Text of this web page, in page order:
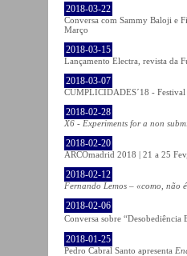
2018-03-22
Conversa com Sammy Baloji e
Março
2018-03-15
Lançamento Electra, revista da
2018-03-07
CUMPLICIDADES´18 -
2018-02-28
X6 - Experiments for a non
2018-02-20
ARCOmadrid 2018 | 21 a 25
2018-02-12
Fernando Lemos – «como, não
2018-02-06
Conversa sobre
2018-01-25
Pedro Cabral Santo apresenta